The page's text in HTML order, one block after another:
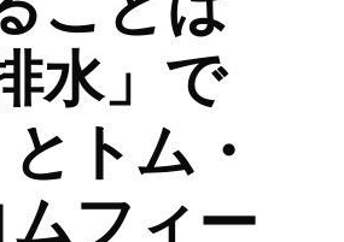
水」で
トム・